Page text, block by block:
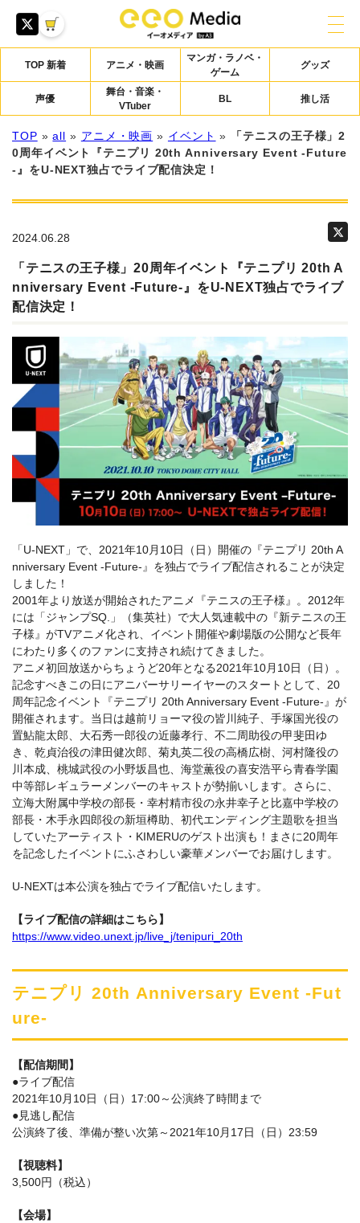
TOP 新着 アニメ・映画
マンガ・ラノベ・
ゲーム
グッズ
声優
舞台・音楽・
VTuber
BL 推し活
TOP »all » アニメ・映画 » イベント »
「テニスの王子様」2
0周年イベント『テニプリ 20th Anniversary Event -Future
-』をU-NEXT独占でライブ配信決定！
2024.06.28
「テニスの王子様」20周年イベント『テニプリ 20th A
nniversary Event -Future-』をU-NEXT独占でライブ
配信決定！
「U-NEXT」で、2021年10月10日（日）開催の『テニプリ 20th A
nniversary Event -Future-』を独占でライブ配信されることが決定
しました！
2001年より放送が開始されたアニメ『テニスの王子様』。2012年
には「ジャンプSQ.」（集英社）で大人気連載中の『新テニスの王
子様』がTVアニメ化され、イベント開催や劇場版の公開など長年
にわたり多くのファンに支持され続けてきました。
アニメ初回放送からちょうど20年となる2021年10月10日（日）。
記念すべきこの日にアニバーサリーイヤーのスタートとして、20
周年記念イベント『テニプリ 20th Anniversary Event -Future-』が
開催されます。当日は越前リョーマ役の皆川純子、手塚国光役の
置鮎龍太郎、大石秀一郎役の近藤孝行、不二周助役の甲斐田ゆ
き、乾貞治役の津田健次郎、菊丸英二役の高橋広樹、河村隆役の
川本成、桃城武役の小野坂昌也、海堂薫役の喜安浩平ら青春学園
中等部レギュラーメンバーのキャストが勢揃いします。さらに、
立海大附属中学校の部長・幸村精市役の永井幸子と比嘉中学校の
部長・木手永四郎役の新垣樽助、初代エンディング主題歌を担当
していたアーティスト・KIMERUのゲスト出演も！まさに20周年
を記念したイベントにふさわしい豪華メンバーでお届けします。
U-NEXTは本公演を独占でライブ配信いたします。
【ライブ配信の詳細はこちら】
https://www.video.unext.jp/live_j/tenipuri_20th
テニプリ 20th Anniversary Event -Fut
ure-
【配信期間】
●ライブ配信
2021年10月10日（日）17:00～公演終了時間まで
●見逃し配信
公演終了後、準備が整い次第～2021年10月17日（日）23:59
【視聴料】
3,500円（税込）
【会場】